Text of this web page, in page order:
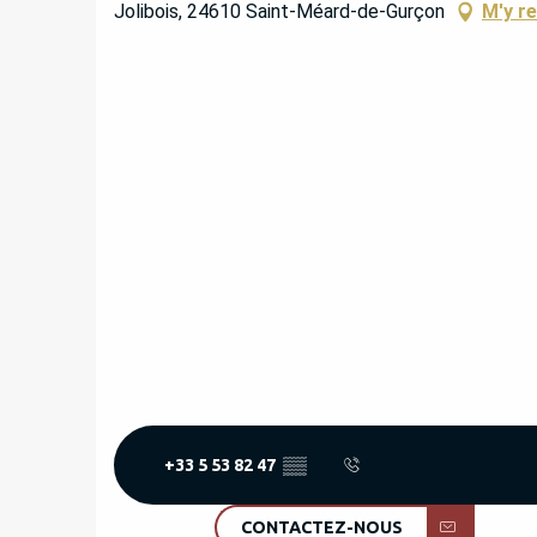
Jolibois, 24610 Saint-Méard-de-Gurçon M'y
+33 5 53 82 47 ▒▒
CONTACTEZ-NOUS